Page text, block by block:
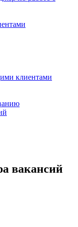
клиентами
вакансий